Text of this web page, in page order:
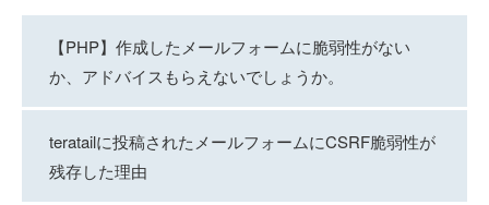
【PHP】作成したメールフォームに脆弱性がない
か、アドバイスもらえないでしょうか。
teratailに投稿されたメールフォームにCSRF脆弱性が
残存した理由